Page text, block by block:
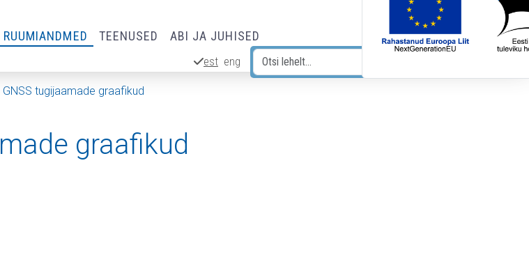
RUUMIANDMED TEENUSED ABI JA JUHISED
est eng
GNSS tugijaamade graafikud
graafikud